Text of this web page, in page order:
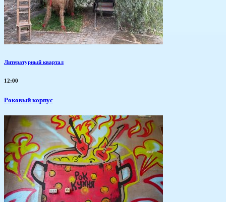
Литературный квартал
12:00
Роковый корпус